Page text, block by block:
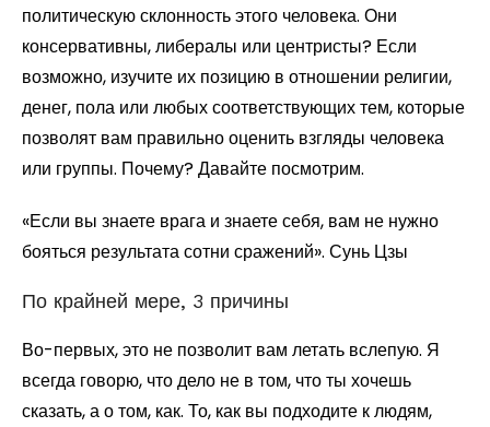
политическую склонность этого человека. Они
консервативны, либералы или центристы? Если
возможно, изучите их позицию в отношении религии,
денег, пола или любых соответствующих тем, которые
позволят вам правильно оценить взгляды человека
или группы. Почему? Давайте посмотрим.
«Если вы знаете врага и знаете себя, вам не нужно
бояться результата сотни сражений». Сунь Цзы
По крайней мере, 3 причины
Во-первых, это не позволит вам летать вслепую. Я
всегда говорю, что дело не в том, что ты хочешь
сказать, а о том, как. То, как вы подходите к людям,